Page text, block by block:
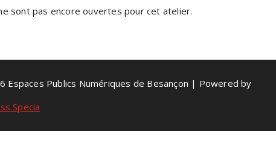
sont pas encore ouvertes pour cet atelier.
Espaces Publics Numériques de Besançon | Powered by
Specia